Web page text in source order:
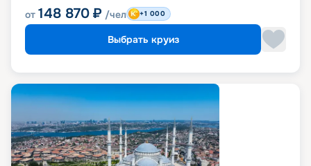
от 148 870 ₽ /чел +1 000
Выбрать круиз